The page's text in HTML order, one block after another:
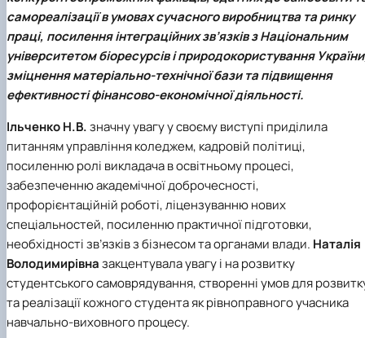
самореалізації в умовах сучасного виробництва та ринку
праці, посилення інтеграційних зв’язків зНаціональним
університетом біоресурсів і природокористування України
зміцнення матеріально-технічної бази та підвищення
ефективності фінансово-економічної діяльності.
Ільченко Н.В.значну увагу у своєму виступі приділила
питанням управління коледжем, кадровій політиці,
посиленню ролі викладача в освітньому процесі,
забезпеченню академічної доброчесності,
профорієнтаційній роботі, ліцензуванню нових
спеціальностей, посиленню практичної підготовки,
необхідності зв’язків з бізнесом та органами влади. Наталія
Володимирівназакцентувала увагу і на розвитку
студентського самоврядування, створенні умов для
та реалізації кожного студента як рівноправного учасника
навчально-виховного процесу.